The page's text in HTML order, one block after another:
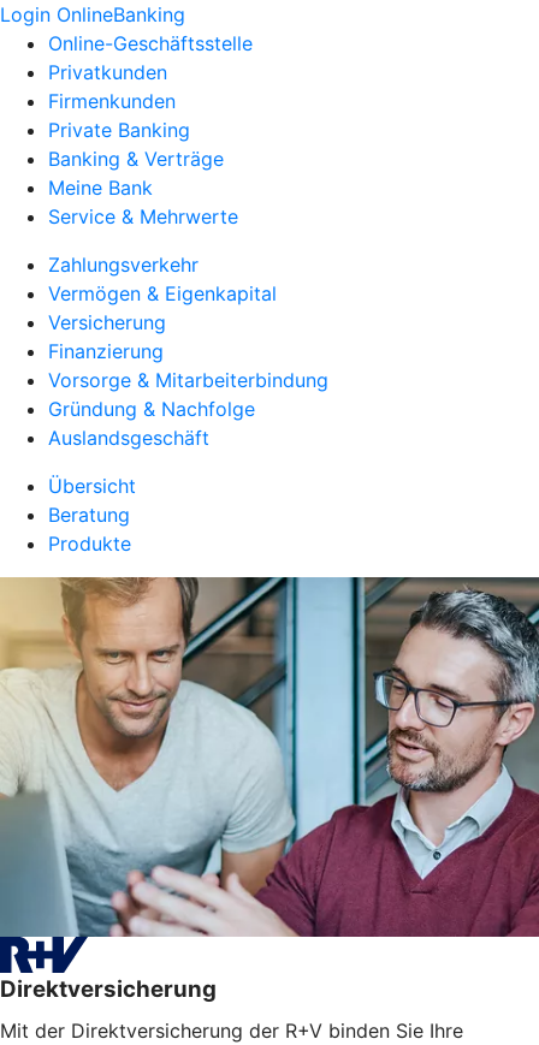
Login OnlineBanking
Online-Geschäftsstelle
Privatkunden
Firmenkunden
Private Banking
Banking & Verträge
Meine Bank
Service & Mehrwerte
Zahlungsverkehr
Vermögen & Eigenkapital
Versicherung
Finanzierung
Vorsorge & Mitarbeiterbindung
Gründung & Nachfolge
Auslandsgeschäft
Übersicht
Beratung
Produkte
Direktversicherung
Mit der Direktversicherung der R+V binden Sie Ihre